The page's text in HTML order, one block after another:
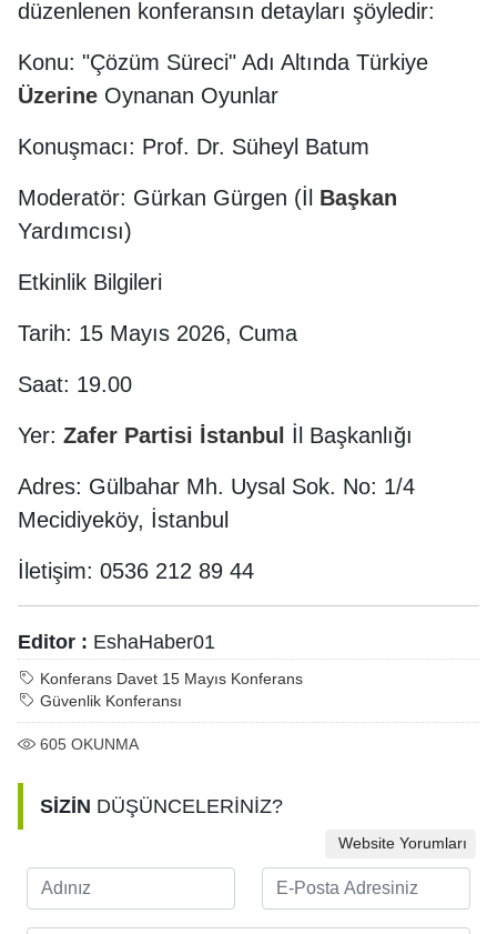
düzenlenen konferansın detayları şöyledir:
Konu: "Çözüm Süreci" Adı Altında Türkiye
Üzerine Oynanan Oyunlar
Konuşmacı: Prof. Dr. Süheyl Batum
Moderatör: Gürkan Gürgen (İl Başkan
Yardımcısı)
Etkinlik Bilgileri
Tarih: 15 Mayıs 2026, Cuma
Saat: 19.00
Yer: Zafer Partisi İstanbul İl Başkanlığı
Adres: Gülbahar Mh. Uysal Sok. No: 1/4
Mecidiyeköy, İstanbul
İletişim: 0536 212 89 44
Editor : EshaHaber01
Konferans Davet 15 Mayıs Konferans
Güvenlik Konferansı
605 OKUNMA
SİZİN DÜŞÜNCELERİNİZ?
Website Yorumları